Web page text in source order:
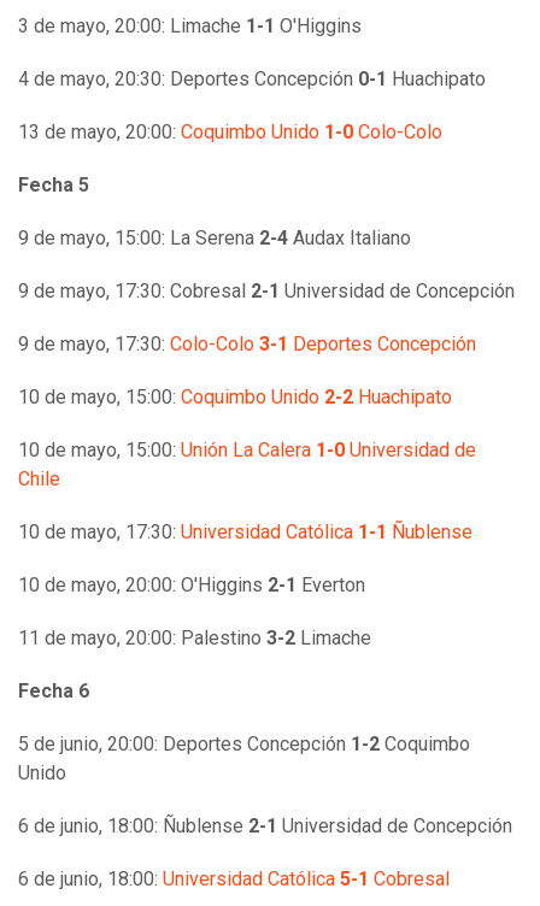
3 de mayo, 20:00: Limache 1-1 O'Higgins
4 de mayo, 20:30: Deportes Concepción 0-1 Huachipato
13 de mayo, 20:00: Coquimbo Unido 1-0 Colo-Colo
Fecha 5
9 de mayo, 15:00: La Serena 2-4 Audax Italiano
9 de mayo, 17:30: Cobresal 2-1 Universidad de Concepción
9 de mayo, 17:30: Colo-Colo 3-1 Deportes Concepción
10 de mayo, 15:00: Coquimbo Unido 2-2 Huachipato
10 de mayo, 15:00: Unión La Calera 1-0 Universidad de
Chile
10 de mayo, 17:30: Universidad Católica 1-1 Ñublense
10 de mayo, 20:00: O'Higgins 2-1 Everton
11 de mayo, 20:00: Palestino 3-2 Limache
Fecha 6
5 de junio, 20:00: Deportes Concepción 1-2 Coquimbo
Unido
6 de junio, 18:00: Ñublense 2-1 Universidad de Concepción
6 de junio, 18:00: Universidad Católica 5-1 Cobresal